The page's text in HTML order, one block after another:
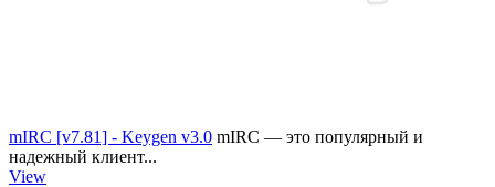
mIRC [v7.81] - Keygen v3.0 mIRC — это популярный и
надежный клиент...
View